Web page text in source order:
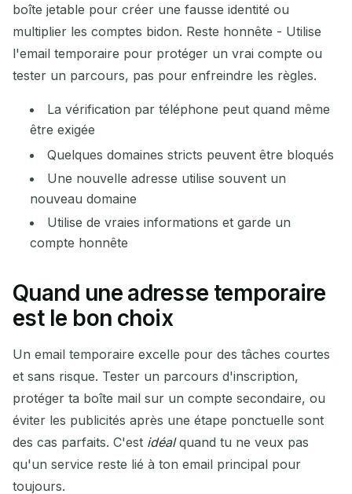
boîte jetable pour créer une fausse identité ou
multiplier les comptes bidon. Reste honnête - Utilise
l'email temporaire pour protéger un vrai compte ou
tester un parcours, pas pour enfreindre les règles.
La vérification par téléphone peut quand même
être exigée
Quelques domaines stricts peuvent être bloqués
Une nouvelle adresse utilise souvent un
nouveau domaine
Utilise de vraies informations et garde un
compte honnête
Quand une adresse temporaire
est le bon choix
Un email temporaire excelle pour des tâches courtes
et sans risque. Tester un parcours d'inscription,
protéger ta boîte mail sur un compte secondaire, ou
éviter les publicités après une étape ponctuelle sont
des cas parfaits. C'est idéalquand tu ne veux pas
qu'un service reste lié à ton email principal pour
toujours.